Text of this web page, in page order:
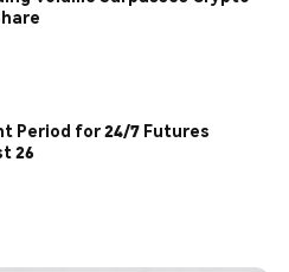
Period for 24/7 Futures
26